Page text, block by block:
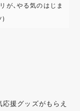
が、やる気のはじま
)
援グッズがもらえ